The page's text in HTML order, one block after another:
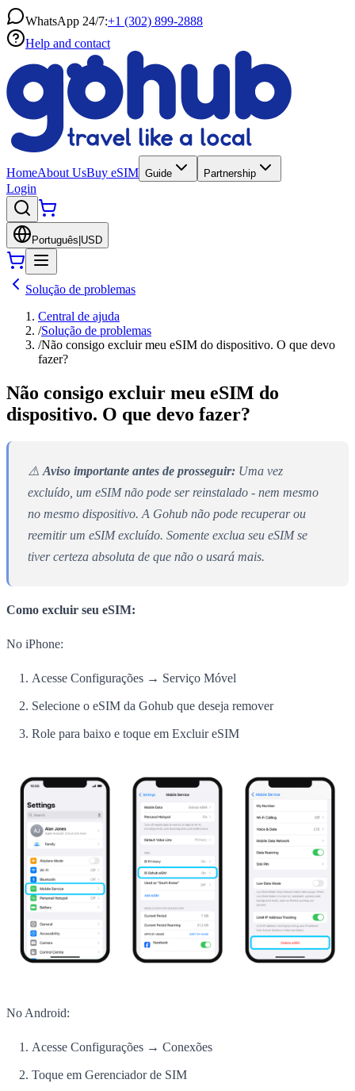
WhatsApp 24/7:+1 (302) 899-2888
Help and contact
HomeAbout UsBuy eSIM Guide Partnership
Login
Português USD
Solução de problemas
Central de ajuda
/Solução de problemas
/Não consigo excluir meu eSIM do dispositivo. O que devo
fazer?
Não consigo excluir meu eSIM do
dispositivo. O que devo fazer?
⚠️ Aviso importante antes de prosseguir: Uma vez
excluído, um eSIM não pode ser reinstalado - nem mesmo
no mesmo dispositivo. A Gohub não pode recuperar ou
reemitir um eSIM excluído. Somente exclua seu eSIM se
tiver certeza absoluta de que não o usará mais.
Como excluir seu eSIM:
No iPhone:
Acesse Configurações → Serviço Móvel
Selecione o eSIM da Gohub que deseja remover
Role para baixo e toque em Excluir eSIM
No Android:
Acesse Configurações → Conexões
Toque em Gerenciador de SIM